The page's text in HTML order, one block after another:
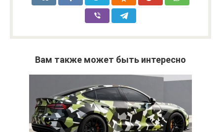
Вам также может быть интересно